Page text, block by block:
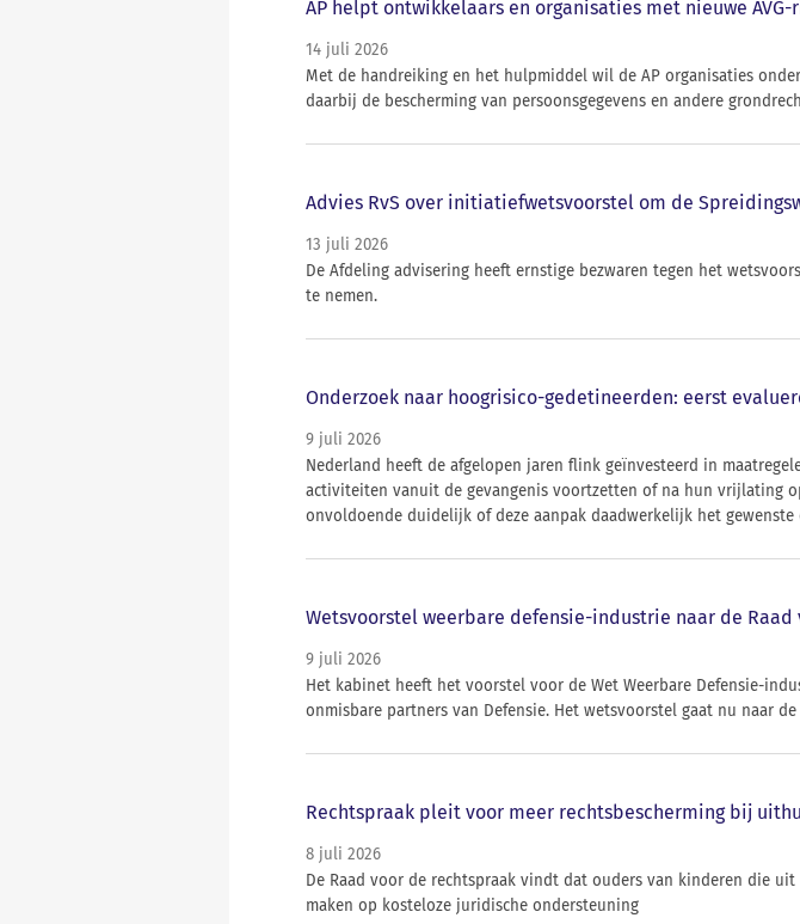
AP helpt ontwikkelaars en organisaties met nieuwe
14 juli 2026
Met de handreiking en het hulpmiddel wil de AP organisaties
daarbij de bescherming van persoonsgegevens en andere
Advies RvS over initiatiefwetsvoorstel om de
13 juli 2026
De Afdeling advisering heeft ernstige bezwaren tegen het
te nemen.
Onderzoek naar hoogrisico-gedetineerden: eerst
9 juli 2026
Nederland heeft de afgelopen jaren flink geïnvesteerd in
activiteiten vanuit de gevangenis voortzetten of na hun vrijlating
onvoldoende duidelijk of deze aanpak daadwerkelijk het gewenste
Wetsvoorstel weerbare defensie-industrie naar de Raad
9 juli 2026
Het kabinet heeft het voorstel voor de Wet Weerbare Defensie-
onmisbare partners van Defensie. Het wetsvoorstel gaat nu naar de
Rechtspraak pleit voor meer rechtsbescherming bij
8 juli 2026
De Raad voor de rechtspraak vindt dat ouders van kinderen die
maken op kosteloze juridische ondersteuning